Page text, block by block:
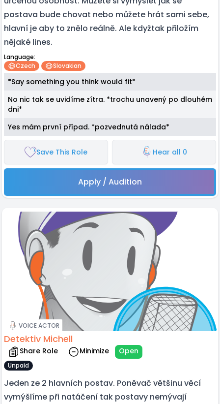
postava bude chovat nebo můžete hrát sami sebe,
hlavní je aby to znělo reálně. Ale kdyžtak přiložím
nějaké lines.
Language:
Czech
Slovakian
*Say something you think would fit*
No nic tak se uvidíme zítra. *trochu unavený po dlouhém
dni*
Yes mám první případ. *pozvednutá nálada*
Save This Role Hear all 0
Apply / Audition
VOICE ACTOR
Detektiv Michell
Share Role Minimize Open
Unpaid
Jeden ze 2 hlavních postav. Poněvač většinu věcí
vymýšlíme při natáčení tak postavy nemývají